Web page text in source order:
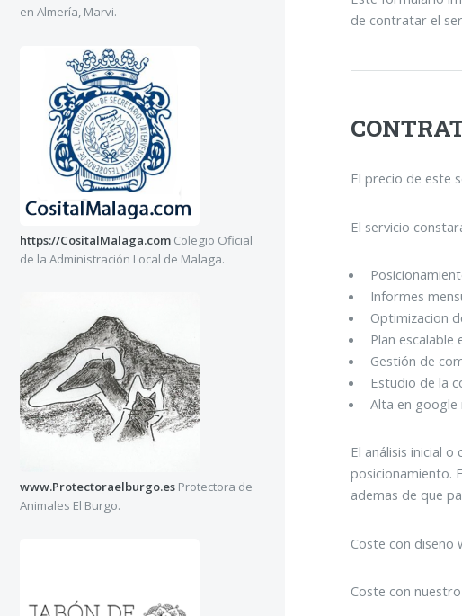
de contratar el
El precio de este
El servicio
Informes
Optimizacion
Plan
Gestión de
Estudio de la
Alta en google
El análisis inicial
posicionamiento.
ademas de que
Coste con diseño
Coste con
en Almería, Marvi.
https://CositalMalaga.com Colegio Oficial
de la Administración Local de Malaga.
www.Protectoraelburgo.es Protectora de
Animales El Burgo.